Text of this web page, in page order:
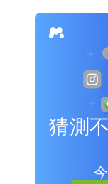
猜測